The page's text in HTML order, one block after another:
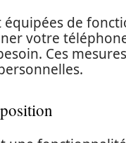
de
votre
Ces